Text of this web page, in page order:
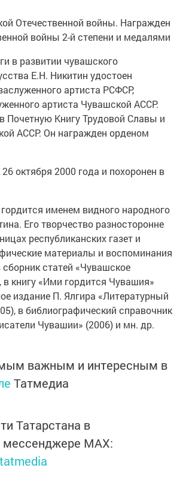
Отечественной войны. Награжден
войны 2-й степени и медалями
в развитии чувашского
Е.Н. Никитин удостоен
артиста РСФСР,
артиста Чувашской АССР.
Почетную Книгу Трудовой Славы и
АССР. Он награжден орденом
октября 2000 года и похоронен в
именем видного народного
Его творчество разносторонне
республиканских газет и
материалы и воспоминания
статей «Чувашское
в книгу «Ими гордится Чувашия»
издание П. Ялгира «Литературный
в библиографический справочник
Чувашии» (2006) и мн. др.
важным и интересным в
Татмедиа
Татарстана в
мессенджере MАХ: